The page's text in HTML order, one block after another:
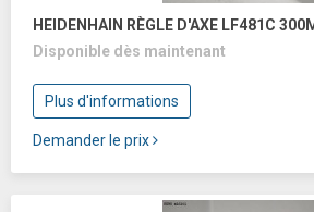
HEIDENHAIN RÈGLE D'AXE LF481C
Disponible dès maintenant
Plus d'informations
Demander le prix